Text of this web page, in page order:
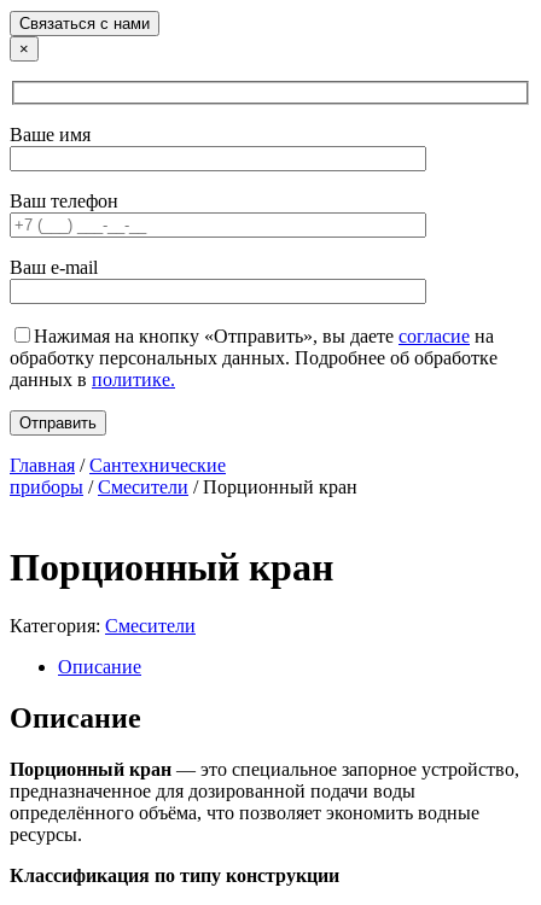
Связаться с нами
×
Ваше имя
Ваш телефон
Ваш e-mail
Нажимая на кнопку «Отправить», вы даете согласие на
обработку персональных данных. Подробнее об обработке
данных в политике.
Главная /Сантехнические
приборы /Смесители / Порционный кран
Порционный кран
Категория: Смесители
Описание
Описание
Порционный кран — это специальное запорное устройство,
предназначенное для дозированной подачи воды
определённого объёма, что позволяет экономить водные
ресурсы.
Классификация по типу конструкции